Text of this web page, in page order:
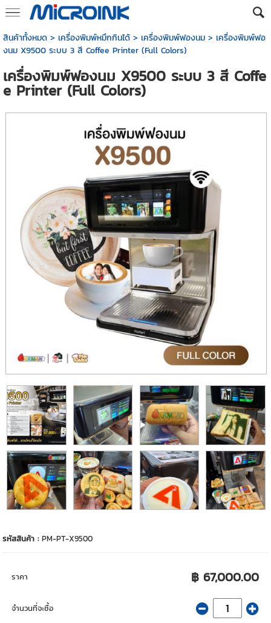
สินค้าทั้งหมด> เครื่องพิมพ์หมึกกินได้> เครื่องพิมพ์ฟองนม> เครื่องพิมพ์ฟอ
งนม X9500 ระบบ 3 สี Coffee Printer (Full Colors)
เครื่องพิมพ์ฟองนม X9500 ระบบ 3 สี Coffe
e Printer (Full Colors)
รหัสสินค้า :PM-PT-X9500
ราคา ฿ 67,000.00
จำนวนที่จะซื้อ